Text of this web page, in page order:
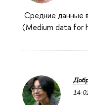
Средние данные
(Medium data for
14-